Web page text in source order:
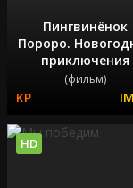
Пингвинёнок
Пороро.
приключения
(фильм)
HD